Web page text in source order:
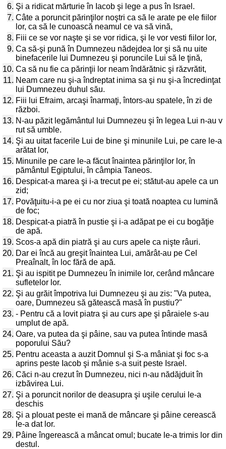
6. Şi a ridicat mărturie în Iacob şi lege a pus în Israel.
7. Câte a poruncit părinţilor noştri ca să le arate pe ele fiilor
lor, ca să le cunoască neamul ce va să vină,
8. Fiii ce se vor naşte şi se vor ridica, şi le vor vesti fiilor lor,
9. Ca să-şi pună în Dumnezeu nădejdea lor şi să nu uite
binefacerile lui Dumnezeu şi poruncile Lui să le ţină,
10. Ca să nu fie ca părinţii lor neam îndărătnic şi răzvrătit,
11. Neam care nu şi-a îndreptat inima sa şi nu şi-a încredinţat
lui Dumnezeu duhul său.
12. Fiii lui Efraim, arcaşi înarmaţi, întors-au spatele, în zi de
război.
13. N-au păzit legământul lui Dumnezeu şi în legea Lui n-au v
rut să umble.
14. Şi au uitat facerile Lui de bine şi minunile Lui, pe care le-a
arătat lor,
15. Minunile pe care le-a făcut înaintea părinţilor lor, în
pământul Egiptului, în câmpia Taneos.
16. Despicat-a marea şi i-a trecut pe ei; stătut-au apele ca un
zid;
17. Povăţuitu-i-a pe ei cu nor ziua şi toată noaptea cu lumină
de foc;
18. Despicat-a piatră în pustie şi i-a adăpat pe ei cu bogăţie
de apă.
19. Scos-a apă din piatră şi au curs apele ca nişte râuri.
20. Dar ei încă au greşit înaintea Lui, amărât-au pe Cel
Preaînalt, în loc fără de apă.
21. Şi au ispitit pe Dumnezeu în inimile lor, cerând mâncare
sufletelor lor.
22. Şi au grăit împotriva lui Dumnezeu şi au zis: "Va putea,
oare, Dumnezeu să gătească masă în pustiu?"
23. - Pentru că a lovit piatra şi au curs ape şi pâraiele s-au
umplut de apă.
24. Oare, va putea da şi pâine, sau va putea întinde masă
poporului Său?
25. Pentru aceasta a auzit Domnul şi S-a mâniat şi foc s-a
aprins peste Iacob şi mânie s-a suit peste Israel.
26. Căci n-au crezut în Dumnezeu, nici n-au nădăjduit în
izbăvirea Lui.
27. Şi a poruncit norilor de deasupra şi uşile cerului le-a
deschis
28. Şi a plouat peste ei mană de mâncare şi pâine cerească
le-a dat lor.
29. Pâine îngerească a mâncat omul; bucate le-a trimis lor din
destul.